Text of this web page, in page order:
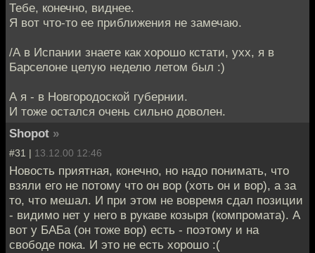
Тебе, конечно, виднее.
Я вот что-то ее приближения не замечаю.
/А в Испании знаете как хорошо кстати, ухх, я в
Барселоне целую неделю летом был :)
А я - в Новгородоской губернии.
И тоже остался очень сильно доволен.
Shopot »
#31 | 13.12.00 12:46
Новость приятная, конечно, но надо понимать, что
взяли его не потому что он вор (хоть он и вор), а за
то, что мешал. И при этом не вовремя сдал позиции
- видимо нет у него в рукаве козыря (компромата). А
вот у БАБа (он тоже вор) есть - поэтому и на
свободе пока. И это не есть хорошо :(